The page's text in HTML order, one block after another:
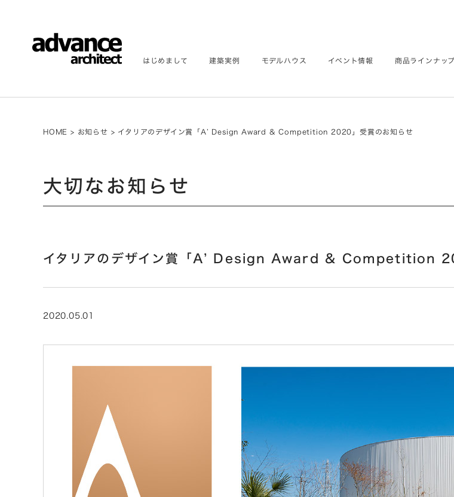
はじめまして 建築実例 モデルハウス イベント情報 商品ラインナップ
HOME > お知らせ > イタリアのデザイン賞「A’ Design Award & Competition 2020」受賞のお知らせ
大切なお知らせ
イタリアのデザイン賞「A’ Design Award & Competition
2020.05.01